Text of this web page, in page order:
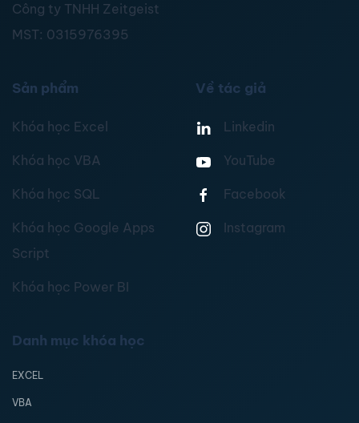
Công ty TNHH Zeitgeist
MST: 0315976395
Sản phẩm
Khóa học Excel
Khóa học VBA
Khóa học SQL
Khóa học Google Apps
Script
Khóa học Power BI
Về tác giả
Linkedin
YouTube
Facebook
Instagram
Danh mục khóa học
EXCEL
VBA